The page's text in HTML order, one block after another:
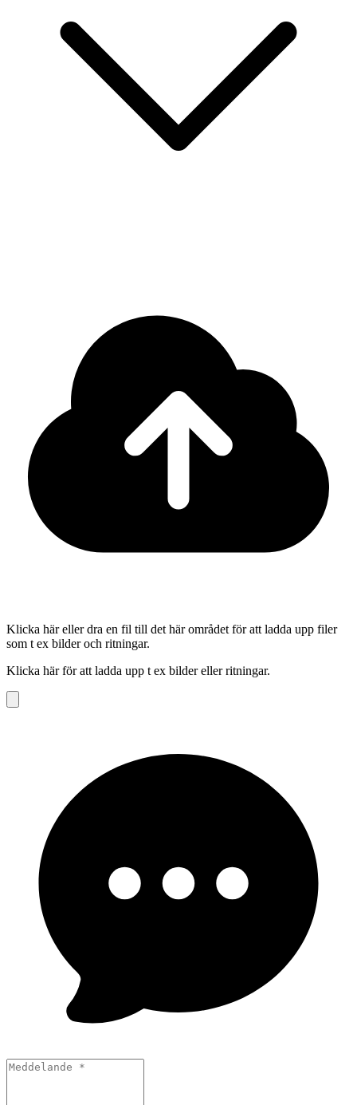
Klicka här eller dra en fil till det här området för att ladda upp filer
som t ex bilder och ritningar.
Klicka här för att ladda upp t ex bilder eller ritningar.